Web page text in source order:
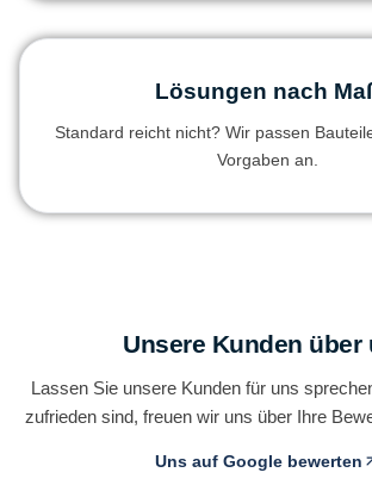
Lösungen nach
Standard reicht nicht? Wir passen
Vorgaben an.
Unsere Kunden über
Lassen Sie unsere Kunden für uns
zufrieden sind, freuen wir uns über Ihre
Uns auf Google bewerten
(öffnet in neuem Tab)